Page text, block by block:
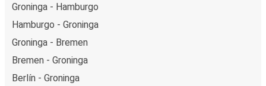
Groninga - Hamburgo
Hamburgo - Groninga
Groninga - Bremen
Bremen - Groninga
Berlín - Groninga